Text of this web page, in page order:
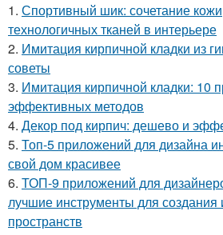
1. Спортивный шик: сочетание
технологичных тканей в интерьере
2. Имитация кирпичной кладки из
советы
3. Имитация кирпичной кладки: 10
эффективных методов
4. Декор под кирпич: дешево и
5. Топ-5 приложений для дизайна
свой дом красивее
6. ТОП-9 приложений для
лучшие инструменты для создания
пространств